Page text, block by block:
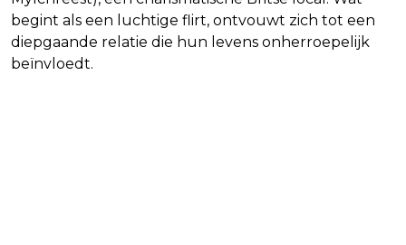
begint als een luchtige flirt, ontvouwt zich tot een
diepgaande relatie die hun levens onherroepelijk
beïnvloedt.